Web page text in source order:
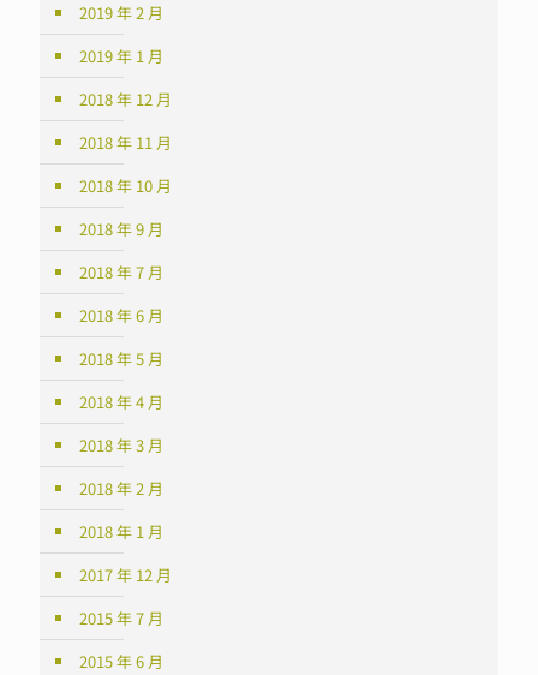
2019 年 2 月
2019 年 1 月
2018 年 12 月
2018 年 11 月
2018 年 10 月
2018 年 9 月
2018 年 7 月
2018 年 6 月
2018 年 5 月
2018 年 4 月
2018 年 3 月
2018 年 2 月
2018 年 1 月
2017 年 12 月
2015 年 7 月
2015 年 6 月